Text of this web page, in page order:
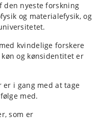
den nyeste forskning
og materialefysik, og
kvindelige forskere
og kønsidentitet er
er i gang med at tage
med.
som er